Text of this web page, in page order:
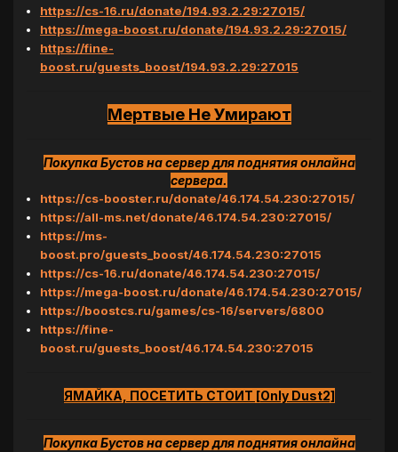
https://cs-16.ru/donate/194.93.2.29:27015/
https://mega-boost.ru/donate/194.93.2.29:27015/
https://fine-
boost.ru/guests_boost/194.93.2.29:27015
Мертвые Не Умирают
Покупка Бустов на сервер для поднятия онлайна
сервера.
https://cs-booster.ru/donate/46.174.54.230:27015/
https://all-ms.net/donate/46.174.54.230:27015/
https://ms-
boost.pro/guests_boost/46.174.54.230:27015
https://cs-16.ru/donate/46.174.54.230:27015/
https://mega-boost.ru/donate/46.174.54.230:27015/
https://boostcs.ru/games/cs-16/servers/6800
https://fine-
boost.ru/guests_boost/46.174.54.230:27015
ЯМАЙКА, ПОСЕТИТЬ СТОИТ [Only Dust2]
Покупка Бустов на сервер для поднятия онлайна